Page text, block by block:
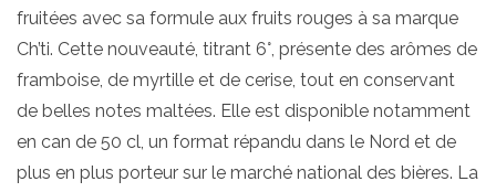
fruitées avec sa formule aux fruits rouges à sa marque
Ch’ti. Cette nouveauté, titrant 6°, présente des arômes de
framboise, de myrtille et de cerise, tout en conservant
de belles notes maltées. Elle est disponible notamment
en can de 50 cl, un format répandu dans le Nord et de
plus en plus porteur sur le marché national des bières. La